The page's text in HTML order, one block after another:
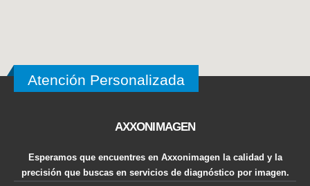
Atención Personalizada
AXXONIMAGEN
Esperamos que encuentres en Axxonimagen la calidad y la
precisión que buscas en servicios de diagnóstico por imagen.